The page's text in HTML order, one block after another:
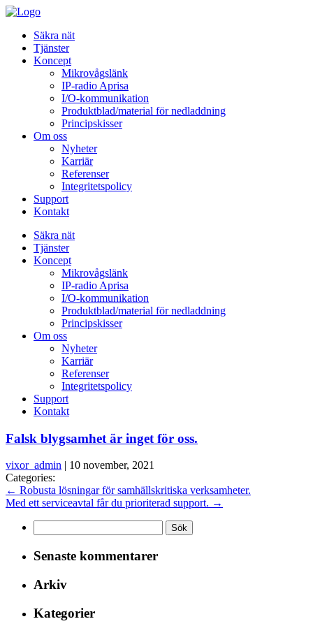
Säkra nät
Tjänster
Koncept
Mikrovågslänk
IP-radio Aprisa
I/O-kommunikation
Produktblad/material för nedladdning
Principskisser
Om oss
Nyheter
Karriär
Referenser
Integritetspolicy
Support
Kontakt
Säkra nät
Tjänster
Koncept
Mikrovågslänk
IP-radio Aprisa
I/O-kommunikation
Produktblad/material för nedladdning
Principskisser
Om oss
Nyheter
Karriär
Referenser
Integritetspolicy
Support
Kontakt
Falsk blygsamhet är inget för oss.
vixor_admin | 10 november, 2021
Categories:
← Robusta lösningar för samhällskritiska verksamheter.
Med ett serviceavtal får du prioriterad support. →
efter:
Senaste kommentarer
Arkiv
Kategorier